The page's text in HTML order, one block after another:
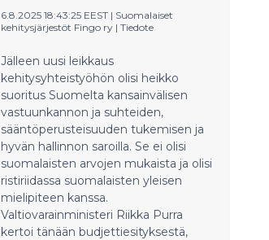
6.8.2025 18:43:25 EEST | Suomalaiset
kehitysjärjestöt Fingo ry | Tiedote
Jälleen uusi leikkaus
kehitysyhteistyöhön olisi heikko
suoritus Suomelta kansainvälisen
vastuunkannon ja suhteiden,
sääntöperusteisuuden tukemisen ja
hyvän hallinnon saroilla. Se ei olisi
suomalaisten arvojen mukaista ja olisi
ristiriidassa suomalaisten yleisen
mielipiteen kanssa.
Valtiovarainministeri Riikka Purra
kertoi tänään budjettiesityksestä,